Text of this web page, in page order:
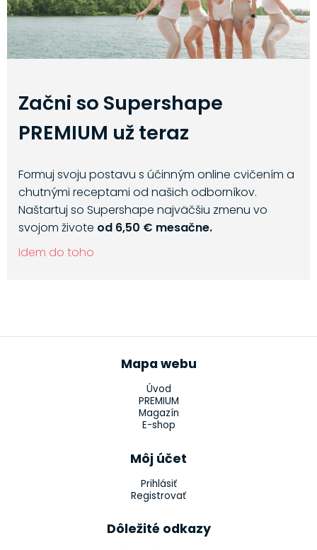
Začni so Supershape
PREMIUM už teraz
Formuj svoju postavu s účinným online cvičením a
chutnými receptami od našich odborníkov.
Naštartuj so Supershape najväčšiu zmenu vo
svojom živote od 6,50 € mesačne.
Idem do toho
Mapa webu
Úvod
PREMIUM
Magazín
E-shop
Môj účet
Prihlásiť
Registrovať
Dôležité odkazy